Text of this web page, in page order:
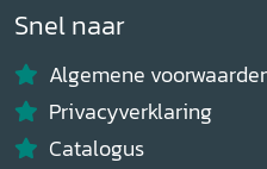
Snel naar
Algemene
Privacyverklaring
Catalogus